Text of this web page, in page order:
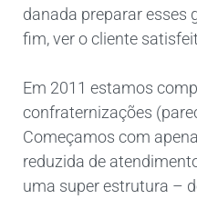
danada preparar esses
fim, ver o cliente
Em 2011 estamos
confraternizações
Começamos com
reduzida de
uma super estrutura –